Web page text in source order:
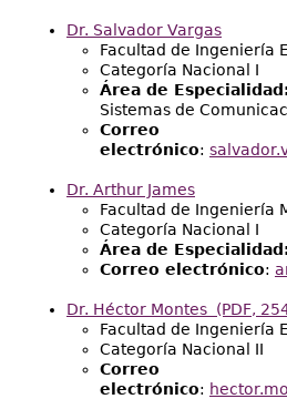
Dr. Salvador Vargas
Facultad de Ingeniería
Categoría Nacional I
Área de Especialidad:
Sistemas de
Correo
electrónico:
Dr. Arthur James
Facultad de Ingeniería
Categoría Nacional I
Área de Especialidad:
Correo electrónico:
Dr. Héctor Montes (PDF,
Facultad de Ingeniería
Categoría Nacional II
Correo
electrónico: